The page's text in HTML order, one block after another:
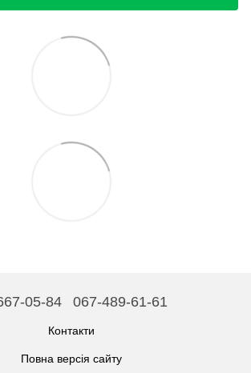
05-84 067-489-61-61
Контакти
Повна версія сайту